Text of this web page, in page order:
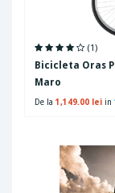
(1)
Bicicleta Oras
Maro
De la 1,149.00 lei in 1